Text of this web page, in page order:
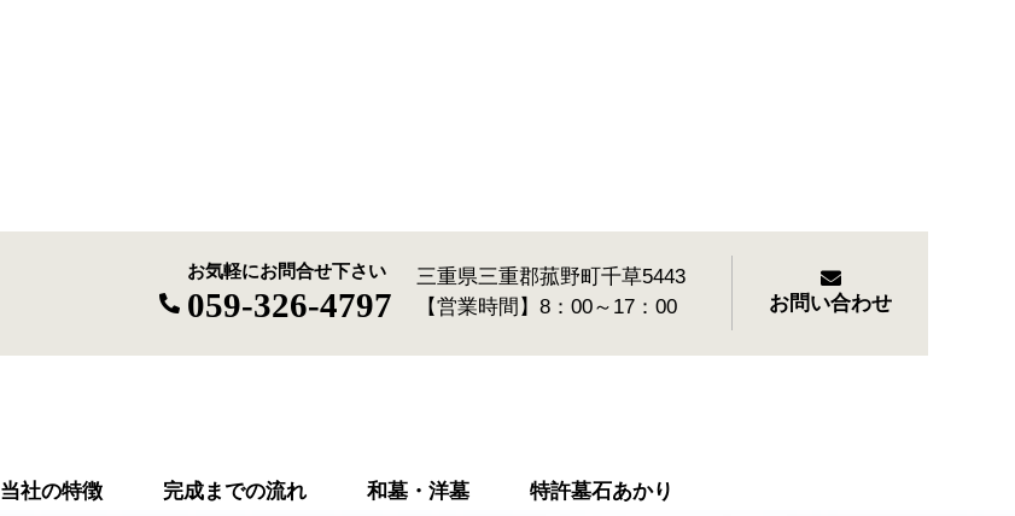
お問い合わせ
お気軽にお問合せ下さい
059-326-4797
三重県三重郡菰野町千草5443
【営業時間】8：00～17：00
当社の特徴 完成までの流れ 和墓・洋墓 特許墓石あかり